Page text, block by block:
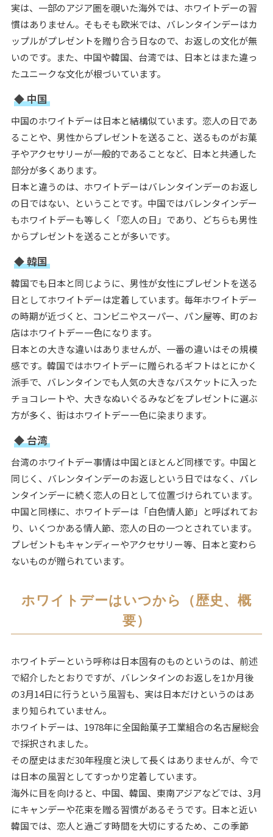
実は、一部のアジア圏を覗いた海外では、ホワイトデーの習
慣はありません。そもそも欧米では、バレンタインデーはカ
ップルがプレゼントを贈り合う日なので、お返しの文化が無
いのです。また、中国や韓国、台湾では、日本とはまた違っ
たユニークな文化が根づいています。
◆ 中国
中国のホワイトデーは日本と結構似ています。恋人の日であ
ることや、男性からプレゼントを送ること、送るものがお菓
子やアクセサリーが一般的であることなど、日本と共通した
部分が多くあります。
日本と違うのは、ホワイトデーはバレンタインデーのお返し
の日ではない、ということです。中国ではバレンタインデー
もホワイトデーも等しく「恋人の日」であり、どちらも男性
からプレゼントを送ることが多いです。
◆ 韓国
韓国でも日本と同じように、男性が女性にプレゼントを送る
日としてホワイトデーは定着しています。毎年ホワイトデー
の時期が近づくと、コンビニやスーパー、パン屋等、町のお
店はホワイトデー一色になります。
日本との大きな違いはありませんが、一番の違いはその規模
感です。韓国ではホワイトデーに贈られるギフトはとにかく
派手で、バレンタインでも人気の大きなバスケットに入った
チョコレートや、大きなぬいぐるみなどをプレゼントに選ぶ
方が多く、街はホワイトデー一色に染まります。
◆ 台湾
台湾のホワイトデー事情は中国とほとんど同様です。中国と
同じく、バレンタインデーのお返しという日ではなく、バレ
ンタインデーに続く恋人の日として位置づけられています。
中国と同様に、ホワイトデーは「白色情人節」と呼ばれてお
り、いくつかある情人節、恋人の日の一つとされています。
プレゼントもキャンディーやアクセサリー等、日本と変わら
ないものが贈られています。
ホワイトデーはいつから（歴史、概
要）
ホワイトデーという呼称は日本固有のものというのは、前述
で紹介したとおりですが、バレンタインのお返しを1か月後
の3月14日に行うという風習も、実は日本だけというのはあ
まり知られていません。
ホワイトデーは、1978年に全国飴菓子工業組合の名古屋総会
で採択されました。
その歴史はまだ30年程度と決して長くはありませんが、今で
は日本の風習としてすっかり定着しています。
海外に目を向けると、中国、韓国、東南アジアなどでは、3月
にキャンデーや花束を贈る習慣があるそうです。日本と近い
韓国では、恋人と過ごす時間を大切にするため、この季節